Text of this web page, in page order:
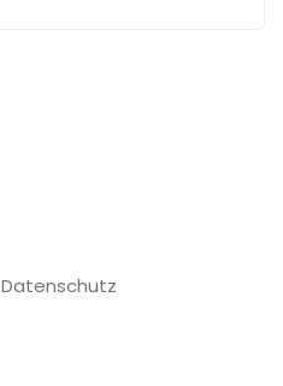
Datenschutz